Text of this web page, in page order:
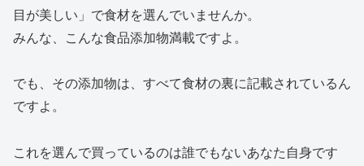
目が美しい」で食材を選んでいませんか。
みんな、こんな食品添加物満載ですよ。
でも、その添加物は、すべて食材の裏に記載されているん
ですよ。
これを選んで買っているのは誰でもないあなた自身です